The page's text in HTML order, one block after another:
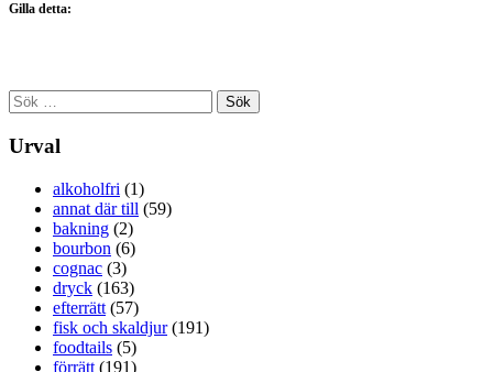
Gilla detta:
Sök
efter:
Urval
alkoholfri (1)
annat där till (59)
bakning (2)
bourbon (6)
cognac (3)
dryck (163)
efterrätt (57)
fisk och skaldjur(191)
foodtails (5)
förrätt (191)